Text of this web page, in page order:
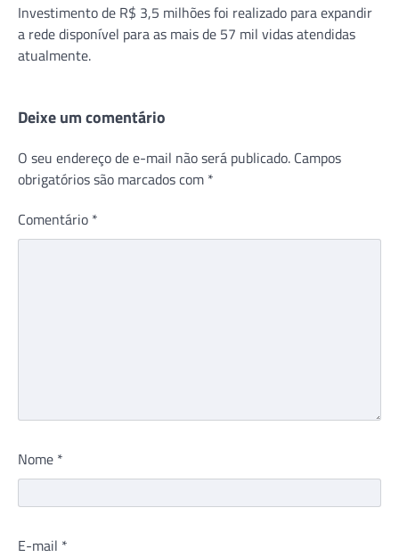
Investimento de R$ 3,5 milhões foi realizado para expandir
a rede disponível para as mais de 57 mil vidas atendidas
atualmente.
Deixe um comentário
O seu endereço de e-mail não será publicado. Campos
obrigatórios são marcados com *
Comentário *
Nome *
E-mail *